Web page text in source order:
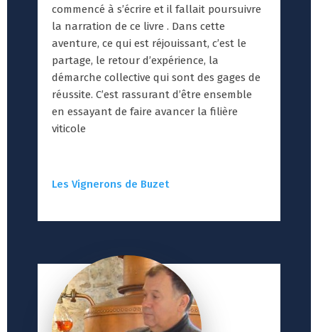
commencé à s’écrire et il fallait poursuivre
la narration de ce livre . Dans cette
aventure, ce qui est réjouissant, c’est le
partage, le retour d’expérience, la
démarche collective qui sont des gages de
réussite. C’est rassurant d’être ensemble
en essayant de faire avancer la filière
viticole
Les Vignerons de Buzet